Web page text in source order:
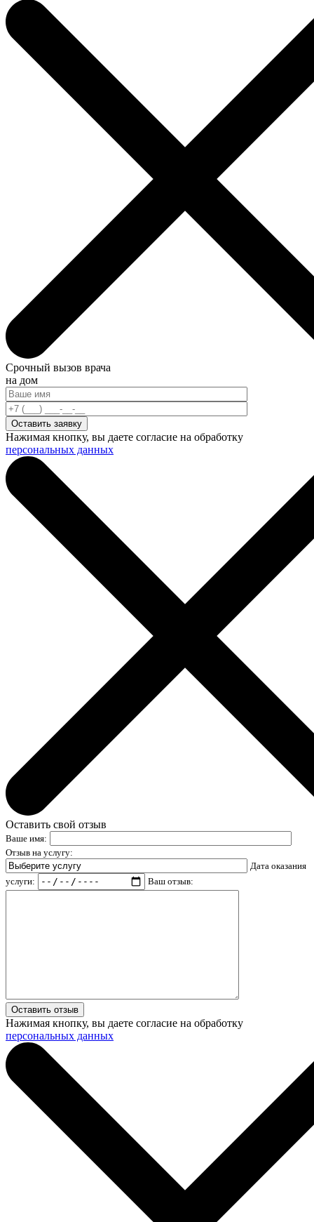
Срочный вызов врача
на дом
Нажимая кнопку, вы даете согласие на обработку
персональных данных
Оставить свой отзыв
Ваше имя:
Отзыв на услугу:
Дата оказания
услуги:
Ваш отзыв:
Нажимая кнопку, вы даете согласие на обработку
персональных данных